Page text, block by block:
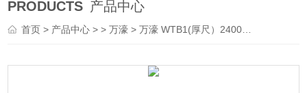
PRODUCTS 产品中心
首页> 产品中心 > >万濠 > 万濠 WTB1(厚尺）2400mm 光栅尺